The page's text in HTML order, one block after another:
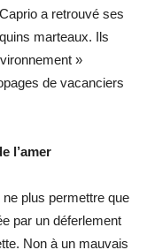
a retrouvé ses
marteaux. Ils
»
de vacanciers
l’amer
plus permettre que
par un déferlement
Non à un mauvais